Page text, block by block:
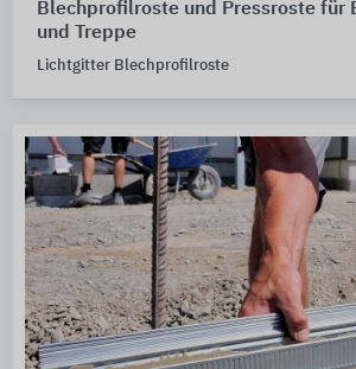
Blechprofilroste und Pressroste für
und Treppe
Lichtgitter Blechprofilroste